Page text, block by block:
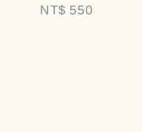
Regular
NT$ 550